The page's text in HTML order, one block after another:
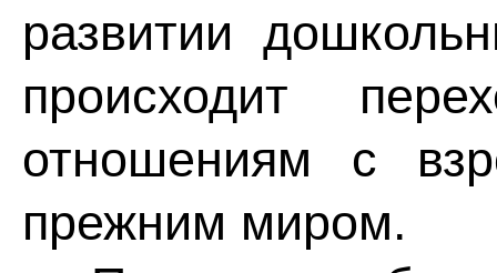
развитии
происходит
отношениям с
прежним миром.